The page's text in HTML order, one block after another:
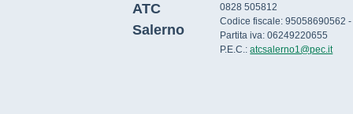
ATC
Salerno
0828 505812
Codice fiscale: 95058690562 -
Partita iva: 06249220655
P.E.C.:atcsalerno1@pec.it